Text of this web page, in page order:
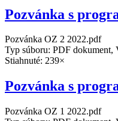
Pozvánka s
Pozvánka OZ 2 2022.pdf
Typ súboru: PDF
Stiahnuté: 239×
Pozvánka s
Pozvánka OZ 1 2022.pdf